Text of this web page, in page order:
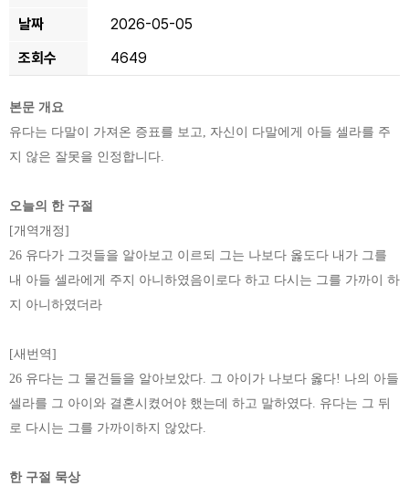
날짜
2026-05-05
조회수
4649
본문 개요
유다는 다말이 가져온 증표를 보고, 자신이 다말에게 아들 셀라를 주
지 않은 잘못을 인정합니다.
오늘의 한 구절
[개역개정]
26 유다가 그것들을 알아보고 이르되 그는 나보다 옳도다 내가 그를
내 아들 셀라에게 주지 아니하였음이로다 하고 다시는 그를 가까이 하
지 아니하였더라
[새번역]
26 유다는 그 물건들을 알아보았다. 그 아이가 나보다 옳다! 나의 아들
셀라를 그 아이와 결혼시켰어야 했는데 하고 말하였다. 유다는 그 뒤
로 다시는 그를 가까이하지 않았다.
한 구절 묵상